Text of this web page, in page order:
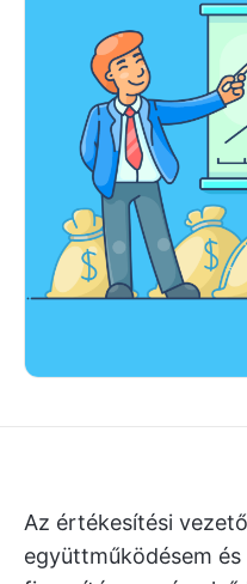
Az értékesítési
együttműködésem